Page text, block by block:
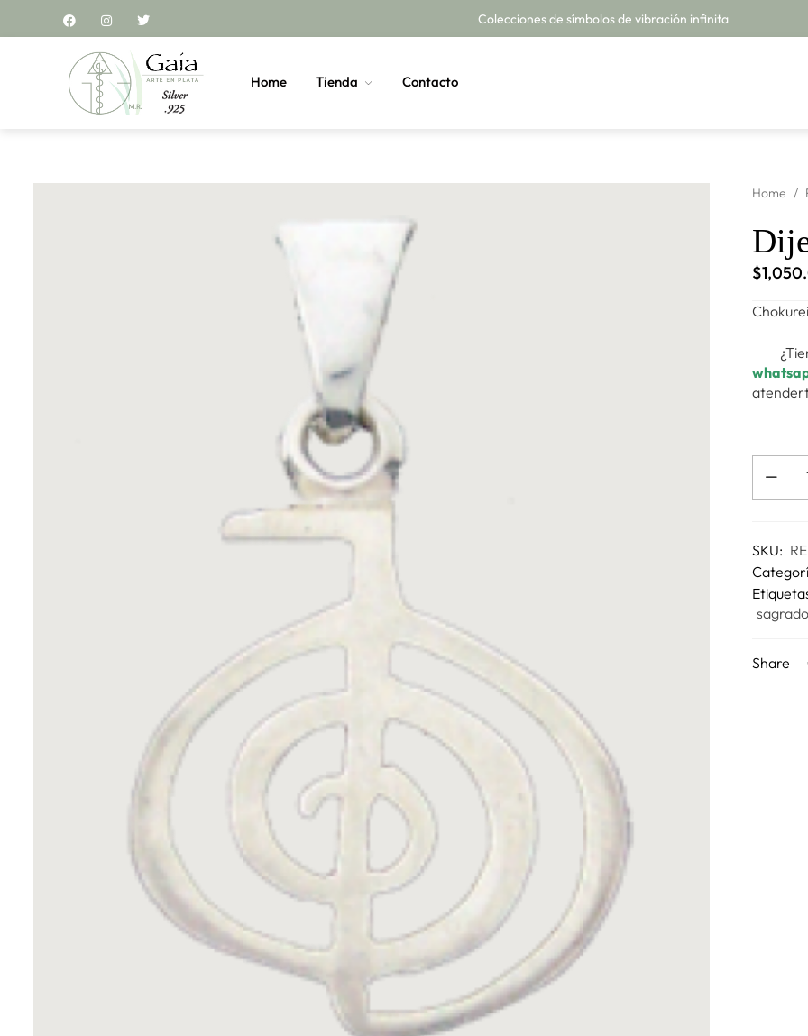
Colecciones de símbolos de vibración infinita
Home Tienda Contacto
Home /
$
Chokurei
SKU:
sagrado
Share